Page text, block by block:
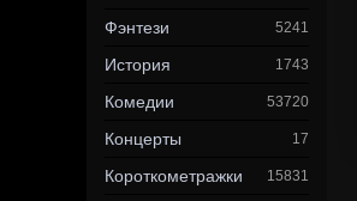
Фэнтези 5241
История 1743
Комедии 53720
Концерты 17
Короткометражки 15831